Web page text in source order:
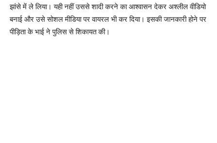
झांसे में ले लिया। यही नहीं उससे शादी करने का आश्वासन देकर अश्लील वीडियो
बनाई और उसे सोशल मीडिया पर वायरल भी कर दिया। इसकी जानकारी होने पर
पीड़िता के भाई ने पुलिस से शिकायत की।